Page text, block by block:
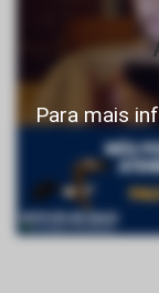
Para mais